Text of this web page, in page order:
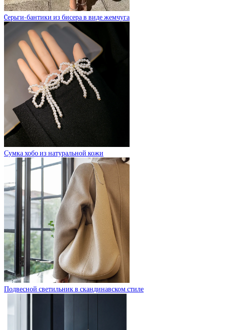
Cерьги-бантики из бисера в виде жемчуга
Сумка хобо из натуральной кожи
Подвесной светильник в скандинавском стиле